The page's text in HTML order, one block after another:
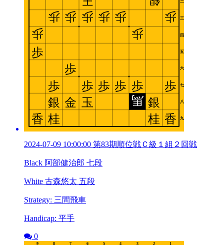
2024-07-09 10:00:00 第83期順位戦Ｃ級１組２回戦
Black 阿部健治郎 七段
White 古森悠太 五段
Strategy: 三間飛車
Handicap: 平手
0